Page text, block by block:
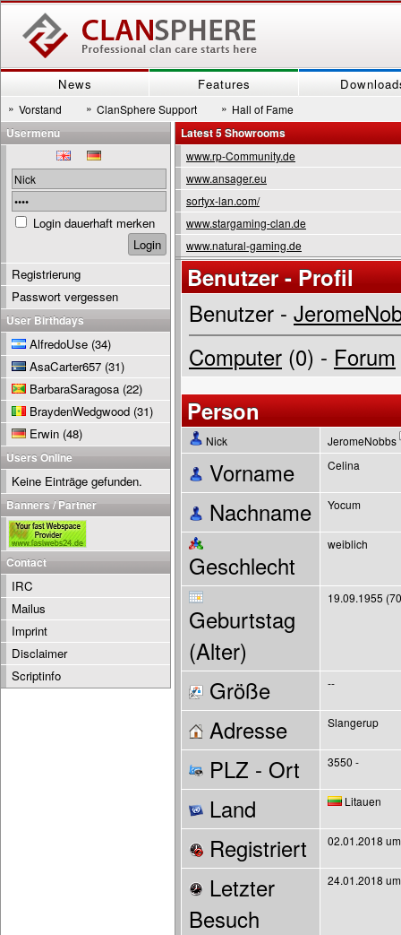
News Features
» Vorstand » ClanSphere Support » Hall of Fame
Latest 5 Showrooms
www.rp-Community.de
www.ansager.eu
sortyx-lan.com/
www.stargaming-clan.de
www.natural-gaming.de
Benutzer - Profil
Benutzer -
Computer (0) - Forum
Person
Nick JeromeNobbs
Vorname Celina
Nachname Yocum
Geschlecht
weiblich
Geburtstag
(Alter)
19.09.1955
Größe --
Adresse Slangerup
PLZ - Ort 3550 -
Land Litauen
Registriert 02.01.2018
Letzter
Besuch
24.01.2018
Usermenu
Login dauerhaft merken
Registrierung
Passwort vergessen
User Birthdays
AlfredoUse (34)
AsaCarter657 (31)
BarbaraSaragosa (22)
BraydenWedgwood (31)
Erwin (48)
Users Online
Keine Einträge gefunden.
Banners / Partner
Contact
IRC
Mailus
Imprint
Disclaimer
Scriptinfo